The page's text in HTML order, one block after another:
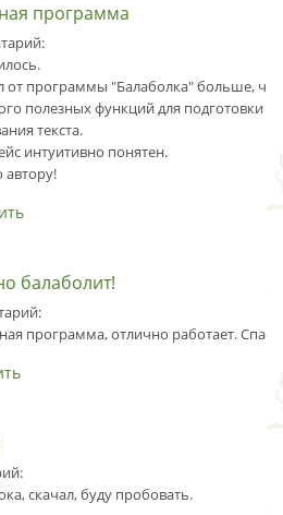
программа
от программы "Балаболка" больше,
полезных функций для подготовки и
текста.
интуитивно понятен.
автору!
балаболит!
программа, отлично работает.
скачал, буду пробовать.